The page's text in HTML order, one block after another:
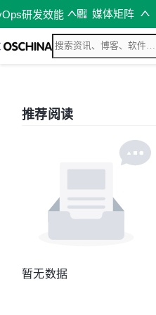
研发效能 媒体矩阵
推荐阅读
暂无数据